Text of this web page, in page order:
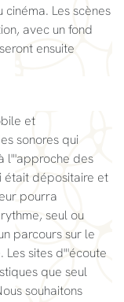
Les scènes
avec un fond
ensuite
et
sonores qui
l"'approche des
était dépositaire et
pourra
seul ou
parcours sur le
sites d"'écoute
que seul
souhaitons